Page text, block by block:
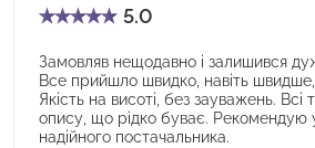
★★★★★ 5.0
Замовляв нещодавно і залишився
Все прийшло швидко, навіть швидше,
Якість на висоті, без зауважень. Всі
опису, що рідко буває. Рекомендую
надійного постачальника.